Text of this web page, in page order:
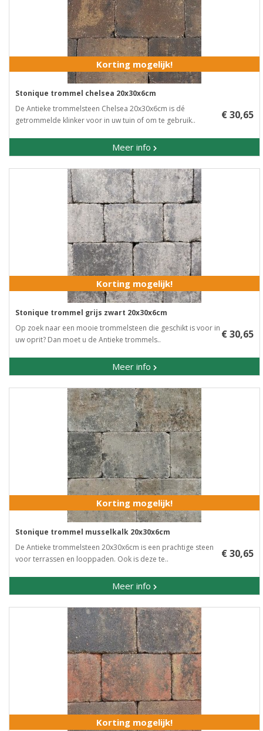
Korting mogelijk!
Stonique trommel chelsea 20x30x6cm
De Antieke trommelsteen Chelsea 20x30x6cm is dé
getrommelde klinker voor in uw tuin of om te gebruik..
Meer info
€ 30,65
Korting mogelijk!
Stonique trommel grijs zwart 20x30x6cm
Op zoek naar een mooie trommelsteen die geschikt is voor in
uw oprit? Dan moet u de Antieke trommels..
Meer info
€ 30,65
Korting mogelijk!
Stonique trommel musselkalk 20x30x6cm
De Antieke trommelsteen 20x30x6cm is een prachtige steen
voor terrassen en looppaden. Ook is deze te..
Meer info
€ 30,65
Korting mogelijk!